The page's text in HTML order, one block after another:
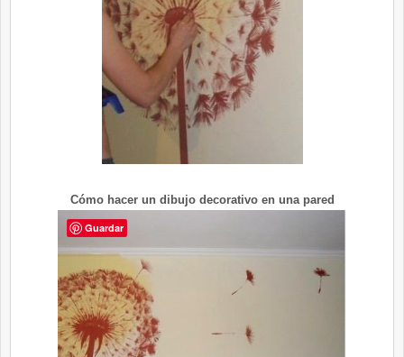
Cómo hacer un dibujo decorativo en una pared
Guardar